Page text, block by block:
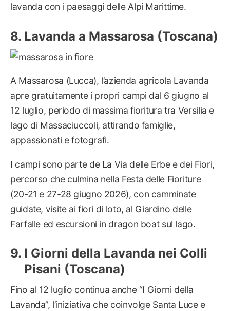
lavanda con i paesaggi delle Alpi Marittime.
Lavanda a Massarosa (Toscana)
A Massarosa (Lucca), l’azienda agricola Lavanda
apre gratuitamente i propri campi dal 6 giugno al
12 luglio, periodo di massima fioritura tra Versilia e
lago di Massaciuccoli, attirando famiglie,
appassionati e fotografi.
I campi sono parte de La Via delle Erbe e dei Fiori,
percorso che culmina nella Festa delle Fioriture
(20-21 e 27-28 giugno 2026), con camminate
guidate, visite ai fiori di loto, al Giardino delle
Farfalle ed escursioni in dragon boat sul lago.
I Giorni della Lavanda nei Colli
Pisani (Toscana)
Fino al 12 luglio continua anche “I Giorni della
Lavanda”, l’iniziativa che coinvolge Santa Luce e